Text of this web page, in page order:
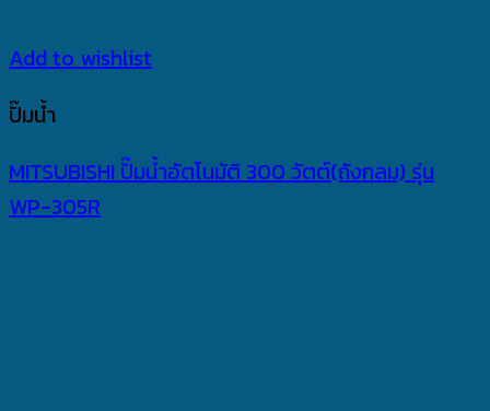
Add to wishlist
ปั๊มน้ำ
MITSUBISHI ปั๊มน้ำอัตโนมัติ 300 วัตต์(ถังกลม) รุ่น
WP-305R